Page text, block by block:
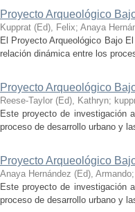
Proyecto Arqueológico
Kupprat (Ed), Felix; Anaya
El Proyecto Arqueológico Bajo
relación dinámica entre los
Proyecto Arqueológico
Reese-Taylor (Ed), Kathryn;
Este proyecto de investigación
proceso de desarrollo urbano y
Proyecto Arqueológico
Anaya Hernández (Ed), Armando;
Este proyecto de investigación
proceso de desarrollo urbano y